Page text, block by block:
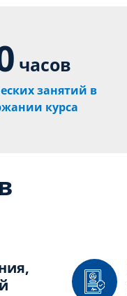
часов
занятий в
курса